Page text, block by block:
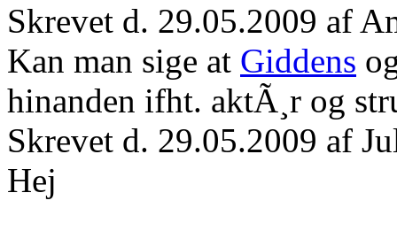
Skrevet d. 29.05.2009 af
Kan man sige at Giddens
hinanden ifht. aktÃ¸r og
Skrevet d. 29.05.2009 af
Hej